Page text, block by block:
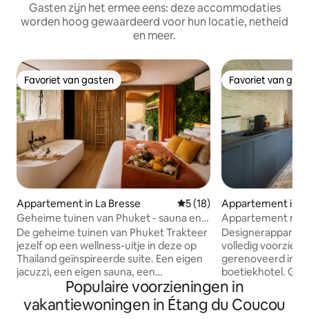
Gasten zijn het ermee eens: deze accommodaties
worden hoog gewaardeerd voor hun locatie, netheid
en meer.
Favoriet van gasten
Favoriet van gasten
Appartement in La Bresse Gemiddelde beoordeling
5 (18)
Geheime tuinen van Phuket - sauna en
jacuzzi voor 2
De geheime tuinen van Phuket Trakteer
jezelf op een wellness-uitje in deze op
Thailand geïnspireerde suite. Een eigen
jacuzzi, een eigen sauna, een
meeslepende thuisbioscoop, een
kingsize bed van 180x200, een gezellige
loungeruimte met bank, een veranda,
Favoriet van
Favoriet van
Appartement in
Appartement
terras en
volledig voorzien
gerenoveerd in
boetiekhotel. Gepolijst beton, houten
latten,
slaapkamers
badkamer met
Populaire voorzieningen in
vakantiewoningen in Étang du Coucou